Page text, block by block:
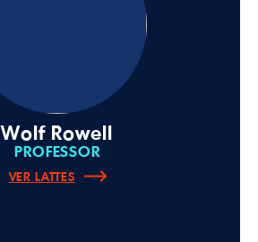
Wolf Rowell
PROFESSOR
VER LATTES